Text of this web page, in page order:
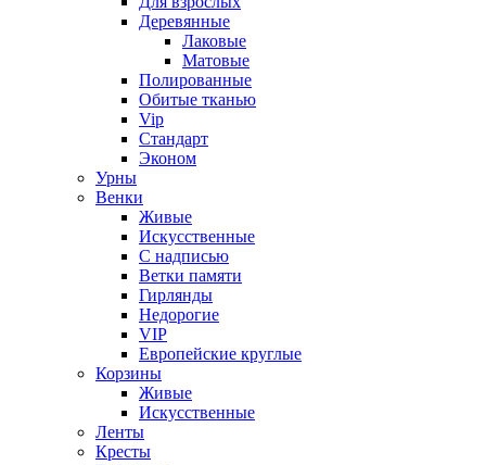
Деревянные
Лаковые
Матовые
Полированные
Обитые тканью
Vip
Стандарт
Эконом
Урны
Венки
Живые
Искусственные
С надписью
Ветки памяти
Гирлянды
Недорогие
VIP
Европейские круглые
Корзины
Живые
Искусственные
Ленты
Кресты